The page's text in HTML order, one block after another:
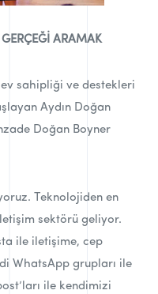
ARAMAK
sahipliği ve destekleri
Aydın Doğan
Doğan Boyner
Teknolojiden en
sektörü geliyor.
ile iletişime, cep
WhatsApp grupları ile
ile kendimizi